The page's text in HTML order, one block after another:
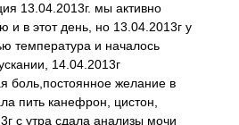
13.04.2013г. мы активно
и в этот день, но 13.04.2013г у
температура и началось
14.04.2013г
боль,постоянное желание в
пить канефрон, цистон,
с утра сдала анализы мочи